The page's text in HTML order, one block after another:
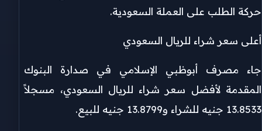
حركة الطلب على العملة السعودية.
أعلى سعر شراء للريال السعودي
جاء مصرف أبوظبي الإسلامي في صدارة البنوك
المقدمة لأفضل سعر شراء للريال السعودي، مسجلاً
13.8533 جنيه للشراء و13.8799 جنيه للبيع.